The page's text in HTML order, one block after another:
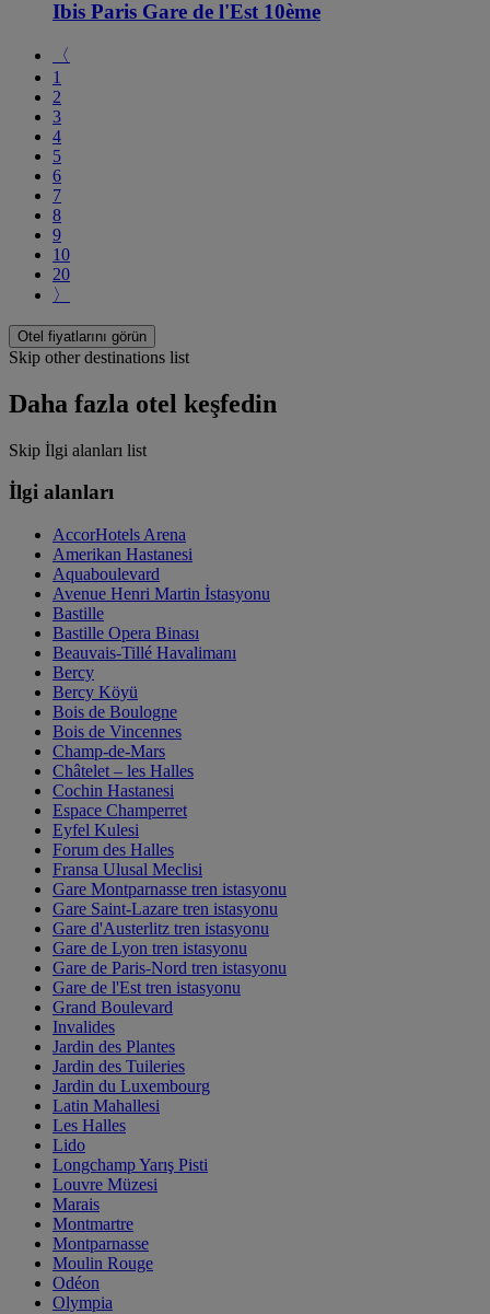
Ibis Paris Gare de l'Est 10ème
〈
1
2
3
4
5
6
7
8
9
10
20
〉
Otel fiyatlarını görün
Skip other destinations list
Daha fazla otel keşfedin
Skip İlgi alanları list
İlgi alanları
AccorHotels Arena
Amerikan Hastanesi
Aquaboulevard
Avenue Henri Martin İstasyonu
Bastille
Bastille Opera Binası
Beauvais-Tillé Havalimanı
Bercy
Bercy Köyü
Bois de Boulogne
Bois de Vincennes
Champ-de-Mars
Châtelet – les Halles
Cochin Hastanesi
Espace Champerret
Eyfel Kulesi
Forum des Halles
Fransa Ulusal Meclisi
Gare Montparnasse tren istasyonu
Gare Saint-Lazare tren istasyonu
Gare d'Austerlitz tren istasyonu
Gare de Lyon tren istasyonu
Gare de Paris-Nord tren istasyonu
Gare de l'Est tren istasyonu
Grand Boulevard
Invalides
Jardin des Plantes
Jardin des Tuileries
Jardin du Luxembourg
Latin Mahallesi
Les Halles
Lido
Longchamp Yarış Pisti
Louvre Müzesi
Marais
Montmartre
Montparnasse
Moulin Rouge
Odéon
Olympia